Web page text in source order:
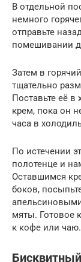
В отдельной
немного
отправьте
помешивании
Затем в
тщательно
Поставьте её
крем, пока он
часа в
По истечении
полотенце и
Оставшимся
боков,
мяты. Готовое
к кофе или чаю.